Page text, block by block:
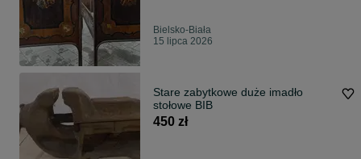
Bielsko-Biała
15 lipca 2026
Stare zabytkowe duże imadło
stołowe BIB
450 zł